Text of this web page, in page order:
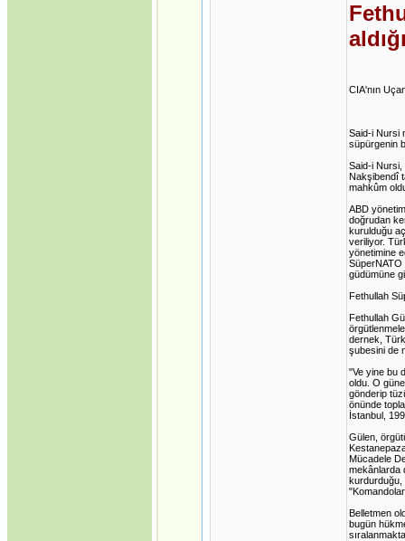
CIA'nın
Said-i Nursi
süpürgenin
Said-i Nursi,
Nakşibendî
mahkûm
ABD
doğrudan
kurulduğu
veriliyor.
yönetimine
SüperNATO
güdümüne
Fethullah
Fethullah
dernek,
şubesini de
"Ve yine bu
oldu. O
gönderip
önünde
İstanbul,
Gülen,
Mücadele
mekânlarda
kurdurduğu,
Belletmen
bugün